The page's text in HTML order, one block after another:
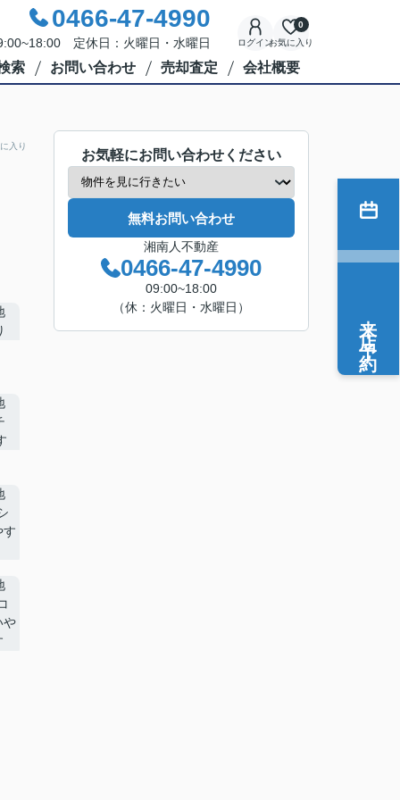
0466-47-4990
定休日：火曜日・水曜日 ログインお気に入り
0
索 お問い合わせ 売却査定 会社概要
入り
お気軽にお問い合わせください
無料お問い合わせ
湘南人不動産
0466-47-4990
09:00~18:00
（休：火曜日・水曜日）
来店予約